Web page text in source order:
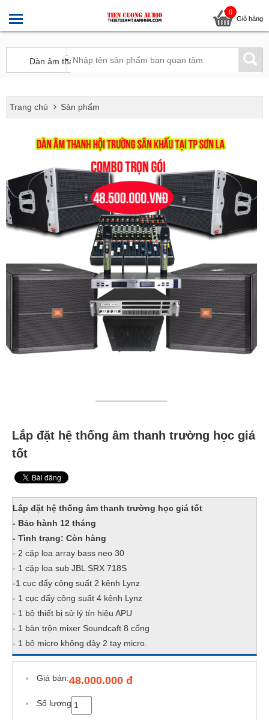
0
Giỏ hàng
Trang chủ Sản phẩm
Lắp đặt hệ thống âm thanh trường học giá
tốt
Lắp đặt hệ thống âm thanh trường học giá tốt
- Bảo hành 12 tháng
- Tình trạng: Còn hàng
- 2 cặp loa array bass neo 30
- 1 cặp loa sub JBL SRX 718S
-1 cục đẩy công suất 2 kênh Lynz
- 1 cục đẩy công suất 4 kênh Lynz
- 1 bộ thiết bị sử lý tín hiệu APU
- 1 bàn trộn mixer Soundcaft 8 cổng
- 1 bộ micro không dây 2 tay micro.
Giá bán:48.000.000 đ
Số lượng